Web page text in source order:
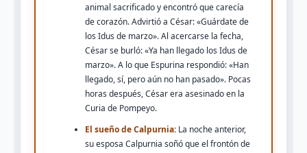
animal sacrificado y encontró que carecía
de corazón. Advirtió a César: «Guárdate de
los Idus de marzo». Al acercarse la fecha,
César se burló: «Ya han llegado los Idus de
marzo». A lo que Espurina respondió: «Han
llegado, sí, pero aún no han pasado». Pocas
horas después, César era asesinado en la
Curia de Pompeyo.
El sueño de Calpurnia: La noche anterior,
su esposa Calpurnia soñó que el frontón de